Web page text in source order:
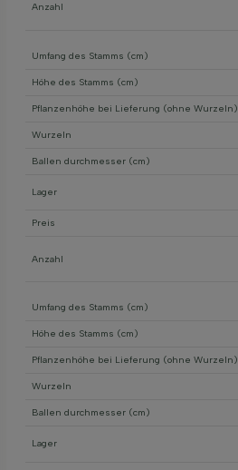
Anzahl
Umfang des Stamms (cm)
Höhe des Stamms (cm)
Pflanzenhöhe bei Lieferung (ohne Wurzeln)
Wurzeln
Ballen durchmesser (cm)
Lager
Preis
Anzahl
Umfang des Stamms (cm)
Höhe des Stamms (cm)
Pflanzenhöhe bei Lieferung (ohne Wurzeln)
Wurzeln
Ballen durchmesser (cm)
Lager